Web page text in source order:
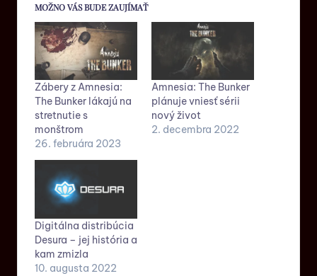
MOŽNO VÁS BUDE ZAUJÍMAŤ
Zábery z Amnesia:
The Bunker lákajú na
stretnutie s
monštrom
26. februára 2023
Amnesia: The Bunker
plánuje vniesť sérii
nový život
2. decembra 2022
Digitálna distribúcia
Desura – jej história a
kam zmizla
10. augusta 2022